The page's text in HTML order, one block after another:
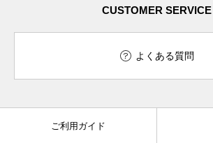
CUSTOMER SERVICE
よくある質問
ご利用ガイド